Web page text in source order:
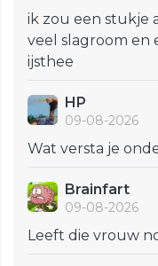
ik zou een stukje
veel slagroom en
ijsthee
HP
09-08-2026
Wat versta je
Brainfart
09-08-2026
Leeft die vrouw